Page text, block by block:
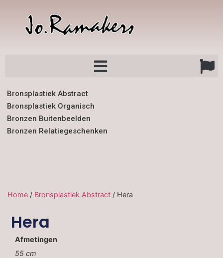
Bronsplastiek Abstract
Bronsplastiek Organisch
Bronzen Buitenbeelden
Bronzen Relatiegeschenken
Home / Bronsplastiek Abstract / Hera
Hera
Afmetingen
55 cm